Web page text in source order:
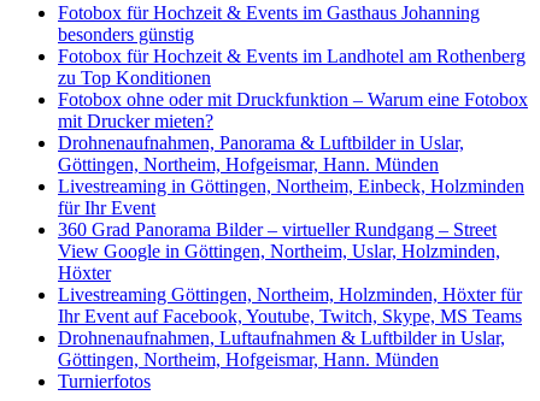
Fotobox für Hochzeit & Events im Gasthaus Johanning
besonders günstig
Fotobox für Hochzeit & Events im Landhotel am Rothenberg
zu Top Konditionen
Fotobox ohne oder mit Druckfunktion – Warum eine Fotobox
mit Drucker mieten?
Drohnenaufnahmen, Panorama & Luftbilder in Uslar,
Göttingen, Northeim, Hofgeismar, Hann. Münden
Livestreaming in Göttingen, Northeim, Einbeck, Holzminden
für Ihr Event
360 Grad Panorama Bilder – virtueller Rundgang – Street
View Google in Göttingen, Northeim, Uslar, Holzminden,
Höxter
Livestreaming Göttingen, Northeim, Holzminden, Höxter für
Ihr Event auf Facebook, Youtube, Twitch, Skype, MS Teams
Drohnenaufnahmen, Luftaufnahmen & Luftbilder in Uslar,
Göttingen, Northeim, Hofgeismar, Hann. Münden
Turnierfotos